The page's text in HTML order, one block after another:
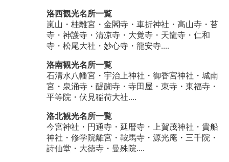
洛西観光名所一覧
嵐山・桂離宮・金閣寺・車折神社・高山寺・苔
寺・神護寺・清凉寺・大覚寺・天龍寺・仁和
寺・松尾大社・妙心寺・龍安寺....
洛南観光名所一覧
石清水八幡宮・宇治上神社・御香宮神社・城南
宮・泉涌寺・醍醐寺・寺田屋・東寺・東福寺・
平等院・伏見稲荷大社....
洛北観光名所一覧
今宮神社・円通寺・延暦寺・上賀茂神社・貴船
神社・修学院離宮・鞍馬寺・源光庵・三千院・
詩仙堂・大徳寺・曼殊院....